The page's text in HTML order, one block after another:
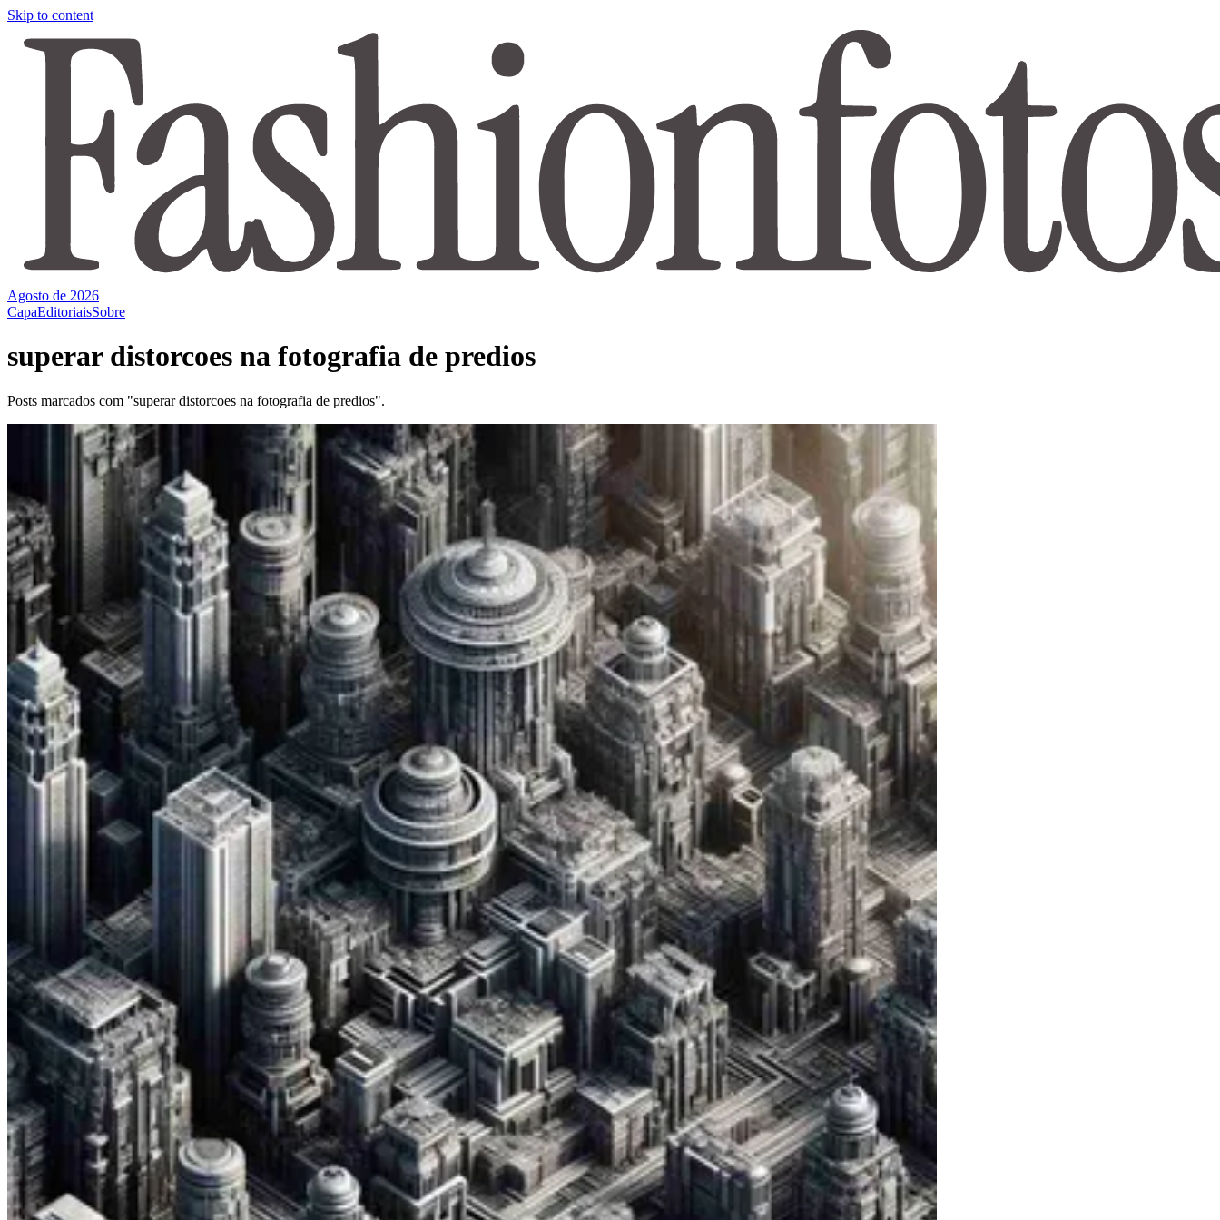
Skip to content
Agosto de 2026
CapaEditoriaisSobre
superar distorcoes na fotografia de predios
Posts marcados com "superar distorcoes na fotografia de predios".